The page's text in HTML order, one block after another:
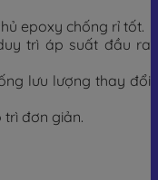
epoxy chống rỉ tốt.
trì áp suất đầu ra
lưu lượng thay đổi
trì đơn giản.